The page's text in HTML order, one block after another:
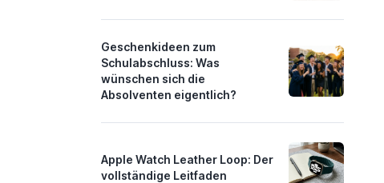
Geschenkideen zum
Schulabschluss: Was
wünschen sich die
Absolventen eigentlich?
Apple Watch Leather Loop: Der
vollständige Leitfaden